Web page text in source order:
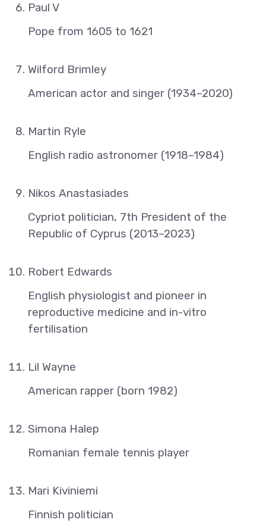
Paul V
Pope from 1605 to 1621
Wilford Brimley
American actor and singer (1934–2020)
Martin Ryle
English radio astronomer (1918–1984)
Nikos Anastasiades
Cypriot politician, 7th President of the
Republic of Cyprus (2013–2023)
Robert Edwards
English physiologist and pioneer in
reproductive medicine and in-vitro
fertilisation
Lil Wayne
American rapper (born 1982)
Simona Halep
Romanian female tennis player
Mari Kiviniemi
Finnish politician